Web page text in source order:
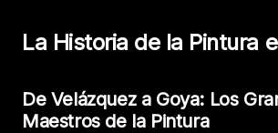
La Historia de la Pintura
De Velázquez a Goya: Los
Maestros de la Pintura